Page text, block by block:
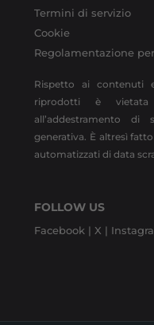
Termini di servizio
Cookie
Regolamentazione
Rispetto ai contenuti
riprodotti è vietata
all’addestramento di
generativa. È altresì
automatizzati di data
FOLLOW US
Facebook | X |